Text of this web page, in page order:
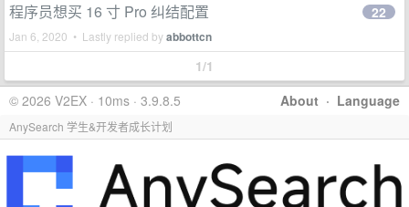
程序员想买 16 寸 Pro 纠结配置
Jan 6, 2020 • Lastly replied byabbottcn
22
1/1
About · Language
© 2026 V2EX · 10ms · 3.9.8.5
AnySearch 学生&开发者成长计划